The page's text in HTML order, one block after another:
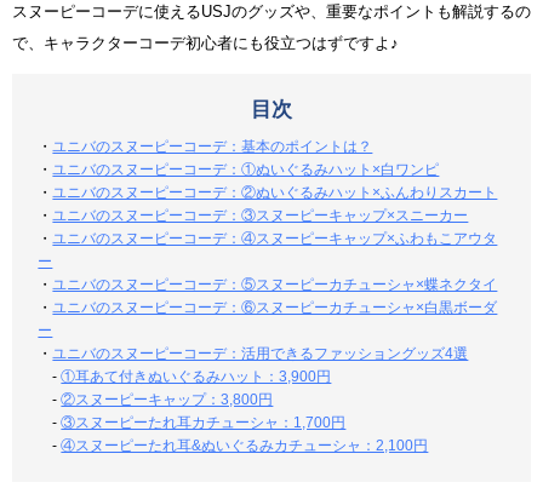
スヌーピーコーデに使えるUSJのグッズや、重要なポイントも解説するの
で、キャラクターコーデ初心者にも役立つはずですよ♪
目次
・ユニバのスヌーピーコーデ：基本のポイントは？
・ユニバのスヌーピーコーデ：①ぬいぐるみハット×白ワンピ
・ユニバのスヌーピーコーデ：②ぬいぐるみハット×ふんわりスカート
・ユニバのスヌーピーコーデ：③スヌーピーキャップ×スニーカー
・ユニバのスヌーピーコーデ：④スヌーピーキャップ×ふわもこアウタ
ー
・ユニバのスヌーピーコーデ：⑤スヌーピーカチューシャ×蝶ネクタイ
・ユニバのスヌーピーコーデ：⑥スヌーピーカチューシャ×白黒ボーダ
ー
・ユニバのスヌーピーコーデ：活用できるファッショングッズ4選
-①耳あて付きぬいぐるみハット：3,900円
-②スヌーピーキャップ：3,800円
-③スヌーピーたれ耳カチューシャ：1,700円
-④スヌーピーたれ耳&ぬいぐるみカチューシャ：2,100円